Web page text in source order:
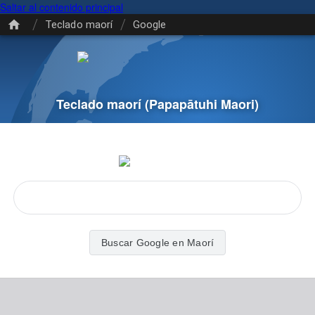
Saltar al contenido principal
/ Teclado maorí / Google
Teclado maorí(Papapātuhi Maori)
Buscar Google en Maorí